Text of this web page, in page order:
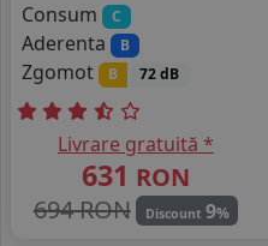
Consum
C
Aderenta B
Zgomot B 72 dB
Livrare gratuită *
631 RON
694 RON
Discount 9%